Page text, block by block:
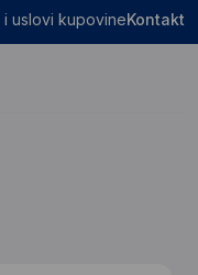
i uslovi kupovineKontakt